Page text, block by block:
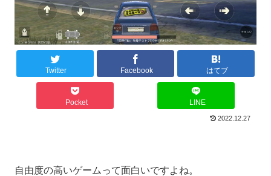
Twitter Facebook はてブ
Pocket LINE
2022.12.27
自由度の高いゲームって面白いですよね。